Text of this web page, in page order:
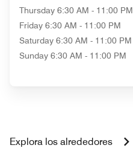
Thursday 6:30 AM - 11:00 PM
Friday 6:30 AM - 11:00 PM
Saturday 6:30 AM - 11:00 PM
Sunday 6:30 AM - 11:00 PM
Explora los alrededores